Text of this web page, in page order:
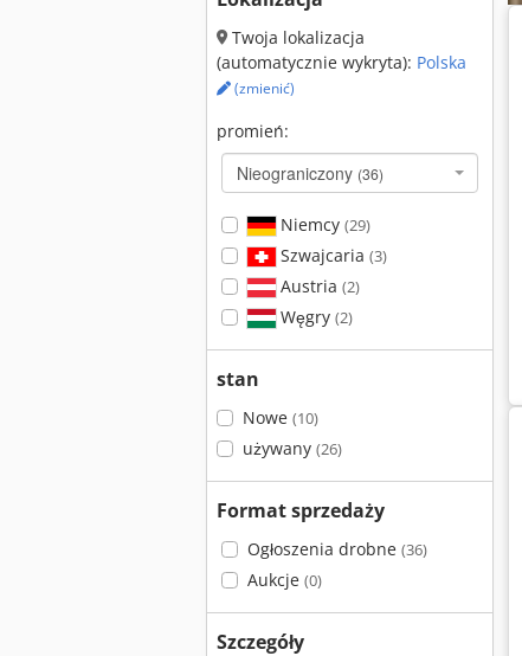
Twoja lokalizacja
(automatycznie wykryta): Polska
(zmienić)
promień:
Nieograniczony (36)
Niemcy (29)
Szwajcaria (3)
Austria (2)
Węgry (2)
stan
Nowe (10)
używany (26)
Format sprzedaży
Ogłoszenia drobne (36)
Aukcje (0)
Szczegóły